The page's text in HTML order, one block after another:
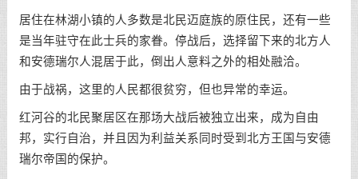
居住在林湖小镇的人多数是北民迈庭族的原住民，还有一些
是当年驻守在此士兵的家眷。停战后，选择留下来的北方人
和安德瑞尔人混居于此，倒出人意料之外的相处融洽。
由于战祸，这里的人民都很贫穷，但也异常的幸运。
红河谷的北民聚居区在那场大战后被独立出来，成为自由
邦，实行自治，并且因为利益关系同时受到北方王国与安德
瑞尔帝国的保护。